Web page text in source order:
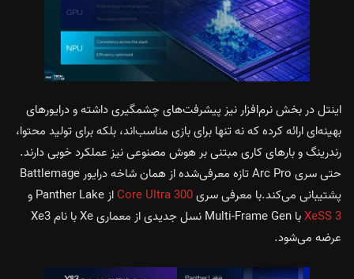
اینتل در بخش نرم‌افزار نیز پیشرفت‌های چشمگیری داشته و درایورهای
بهینه‌ای ارائه کرده که نه تنها برای بازی مناسب‌اند، بلکه برای تولید محتوا،
رندرینگ و بارهای کاری مبتنی بر هوش مصنوعی نیز عملکرد خوبی دارند.
حتی سری Arc Pro تازه معرفی‌شده از همان شاخه درایور Battlemage
پشتیبانی می‌کند.با معرفی سری
Core Ultra300
از Panther Lake و
XeSS 3
با Multi-Frame Gen نسل جدیدی از معماری Xe با نام Xe3
عرضه می‌شود.